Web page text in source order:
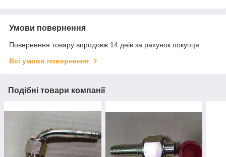
Умови повернення
Повернення товару впродовж 14 днів за рахунок покупця
Всі умови повернення
Подібні товари компанії